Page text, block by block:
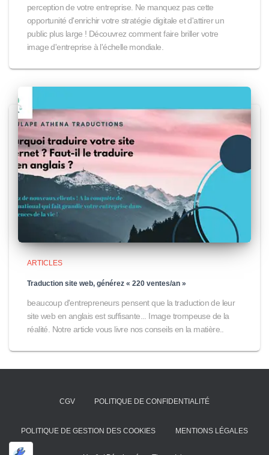
perception de votre entreprise. Ne manquez pas cette
opportunité d'enrichir votre stratégie digitale et d'attirer un
public plus large ! Découvrez comment faire briller votre
image d'entreprise à l'échelle mondiale.
ARTICLES
Traduction site web, générez « 220 ventes/an »
beaucoup d'entrepreneurs pensent que la traduction de leur
site web en anglais est suffisante... Image trompeuse de la
réalité. Notre article vous livre nos conseils en la matière..
CGV POLITIQUE DE CONFIDENTIALITÉ
POLITIQUE DE GESTION DES COOKIES MENTIONS LÉGALES